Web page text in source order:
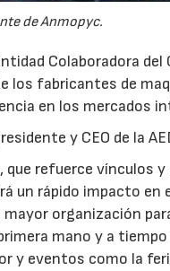
de Anmopyc.
Colaboradora del
los fabricantes de
en los mercados
y CEO de la
refuerce vínculos y
un rápido impacto en
organización
mano y a
y eventos como la